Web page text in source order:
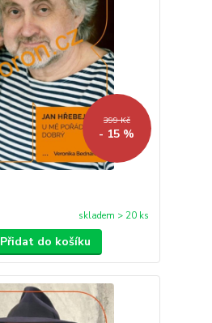
399 Kč
- 15 %
skladem > 20 ks
Přidat do košíku